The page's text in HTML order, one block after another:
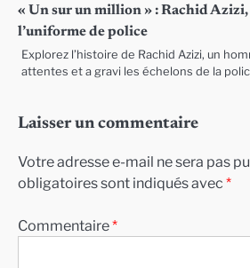
« Un sur un million » : Rachid Azizi,
l’uniforme de police
Explorez l’histoire de Rachid Azizi, un
attentes et a gravi les échelons de la
Laisser un commentaire
Votre adresse e-mail ne sera pas
obligatoires sont indiqués avec *
Commentaire*